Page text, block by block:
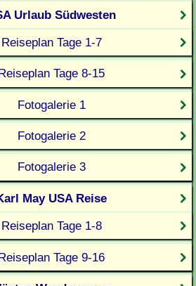
Urlaub Südwesten
Reiseplan Tage 1-7
Tage 8-15
Fotogalerie 1
Fotogalerie 2
Fotogalerie 3
May USA Reise
Reiseplan Tage 1-8
Tage 9-16